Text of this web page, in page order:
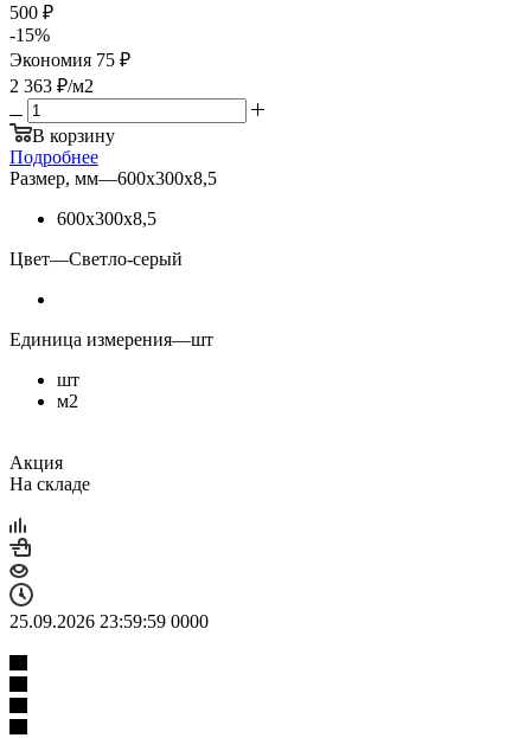
500 ₽
-15%
Экономия 75 ₽
2 363 ₽/м2
В корзину
Подробнее
Размер, мм—600х300х8,5
600х300х8,5
Цвет—Светло-серый
Единица измерения—шт
шт
м2
Акция
На складе
25.09.2026 23:59:59 0000